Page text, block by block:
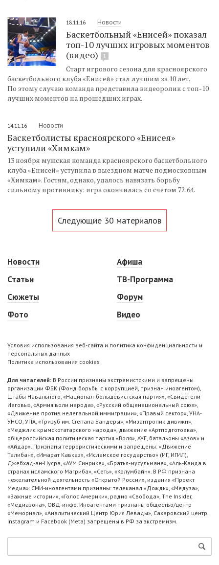
18.11.16 Новости
Баскетбольный «Енисей» показал
топ-10 лучших игровых моментов
(видео)
1
Старт игрового сезона для красноярского
баскетбольного клуба «Енисей» стал лучшим за 10 лет.
По этому случаю команда представила видеоролик с топ-10
лучших моментов на прошедших играх.
14.11.16 Новости
Баскетболисты красноярского «Енисея»
уступили «Химкам»
13 ноября мужская команда красноярского баскетбольного
клуба «Енисей» уступила в выездном матче подмосковным
«Химкам». Гостям, однако, удалось навязать борьбу
сильному противнику: игра окончилась со счетом 72:64.
Следующие 30 материалов
Новости
Статьи
Сюжеты
Фото
Афиша
ТВ-Программа
Форум
Видео
Условия использования веб-сайта и политика конфиденциальности и
персональных данных
Политика использования cookies
Для читателей: В России признаны экстремистскими и запрещены
организации ФБК (Фонд борьбы с коррупцией, признан иноагентом),
Штабы Навального, «Национал-большевистская партия», «Свидетели
Иеговы», «Армия воли народа», «Русский общенациональный союз»,
«Движение против нелегальной иммиграции», «Правый сектор», УНА-
УНСО, УПА, «Тризуб им. Степана Бандеры», «Мизантропик дивижн»,
«Меджлис крымскотатарского народа», движение «Артподготовка»,
общероссийская политическая партия «Воля», АУЕ, батальоны «Азов» и
«Айдар». Признаны террористическими и запрещены: «Движение
Талибан», «Имарат Кавказ», «Исламское государство» (ИГ, ИГИЛ),
Джебхад-ан-Нусра, «АУМ Синрике», «Братья-мусульмане», «Аль-Каида в
странах исламского Магриба», «Сеть», «Колумбайн». В РФ признана
нежелательной деятельность «Открытой России», издания «Проект
Медиа». СМИ-иноагентами признаны: телеканал «Дождь», «Медуза»,
«Важные истории», «Голос Америки», радио «Свобода», The Insider,
«Медиазона», ОВД-инфо. Иноагентами признаны общество/центр
«Мемориал», «Аналитический Центр Юрия Левады», Сахаровский центр.
Instagram и Facebook (Metа) запрещены в РФ за экстремизм.